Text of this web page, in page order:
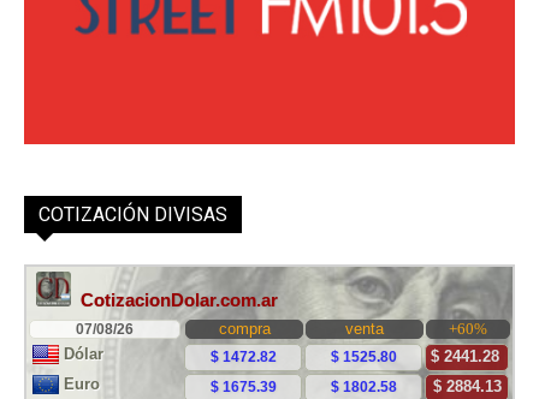
COTIZACIÓN DIVISAS